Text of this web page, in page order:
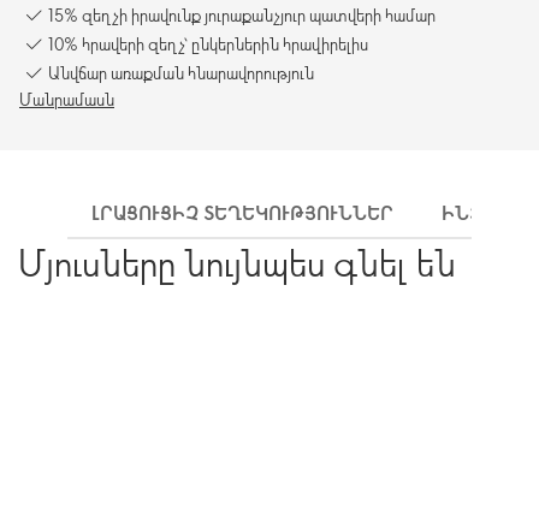
15% զեղչի իրավունք յուրաքանչյուր պատվերի համար
10% հրավերի զեղչ՝ ընկերներին հրավիրելիս
Անվճար առաքման հնարավորություն
Մանրամասն
ԼՐԱՑՈՒՑԻՉ ՏԵՂԵԿՈՒԹՅՈՒՆՆԵՐ ԻՆՉՊԵՍ
Մյուսները նույնպես գնել են